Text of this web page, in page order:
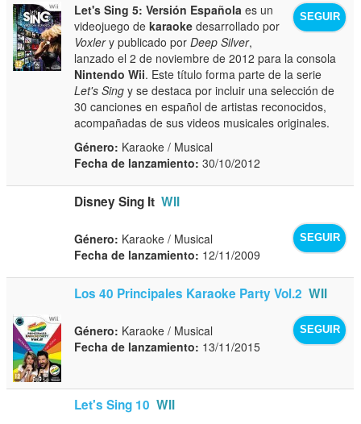
SEGUIR
Let's Sing 5: Versión Española es un
videojuego dekaraoke desarrollado por
Voxlery publicado porDeep Silver,
lanzado el 2 de noviembre de 2012 para la consola
Nintendo Wii. Este título forma parte de la serie
Let's Sing y se destaca por incluir una selección de
30 canciones en español de artistas reconocidos,
acompañadas de sus videos musicales originales.
Género: Karaoke / Musical
Fecha de lanzamiento: 30/10/2012
Disney Sing It WII
SEGUIR
Género: Karaoke / Musical
Fecha de lanzamiento: 12/11/2009
Los 40 Principales Karaoke Party Vol.2 WII
SEGUIR
Género: Karaoke / Musical
Fecha de lanzamiento: 13/11/2015
Let's Sing 10 WII